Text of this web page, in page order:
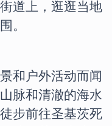
道上，逛逛当地
。
和户外活动而闻
脉和清澈的海水
步前往圣基茨死